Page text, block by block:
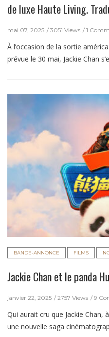
de luxe Haute Living.
mai 07, 2025 3051 Views 1
À l’occasion de la sortie
prévue le 30 mai, Jackie Chan
BANDE-ANNONCE FILMS
Jackie Chan et le panda
janvier 22, 2025 2757 Views 9
Qui aurait cru que Jackie Chan,
une nouvelle saga